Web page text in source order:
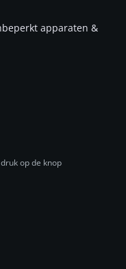
apparaten &
op de knop